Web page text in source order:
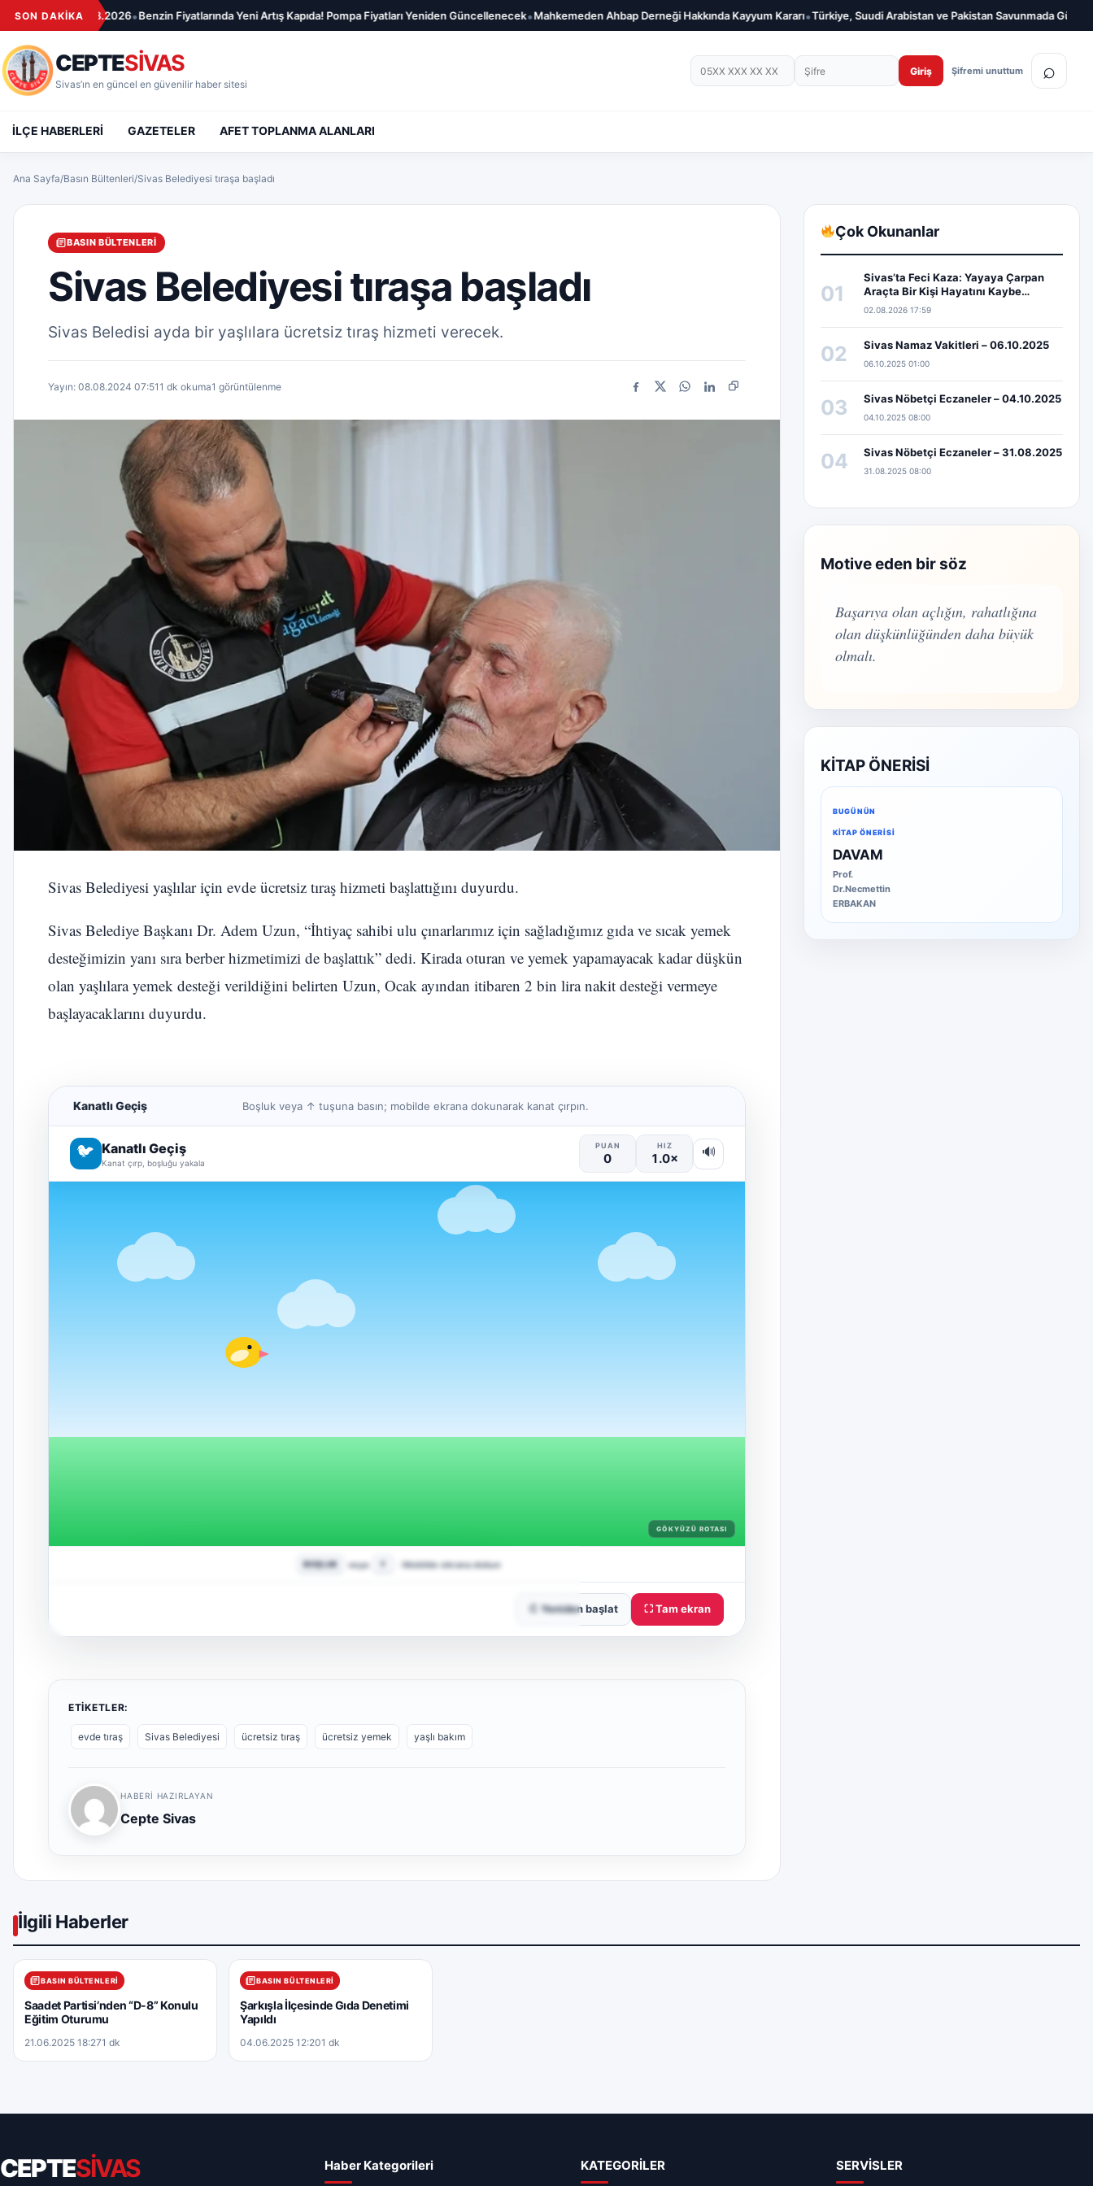
İçeriğe geç
SON DAKİKA
– 08.08.2026•Benzin Fiyatlarında Yeni Artış Kapıda! Pompa Fiyatları Yeniden Güncellenecek•Mahkemeden Ahbap Derneği Hakkında Kayyum Kararı•Türkiye, Suudi Arabistan ve Pakistan Savunmada Güçlerini
CEPTESİVAS
Sivas’ın en güncel en güvenilir haber sitesi
Telefon numarası Şifre Giriş Şifremi unuttum ⌕
İLÇE HABERLERİ GAZETELER AFET TOPLANMA ALANLARI
Ana Sayfa/Basın Bültenleri/Sivas Belediyesi tıraşa başladı
BASIN BÜLTENLERI
Sivas Belediyesi tıraşa başladı
Sivas Beledisi ayda bir yaşlılara ücretsiz tıraş hizmeti verecek.
Yayın: 08.08.2024 07:511 dk okuma1 görüntülenme
Facebook
X WhatsApp
LinkedInBağlantıyı kopyala
Sivas Belediyesi yaşlılar için evde ücretsiz tıraş hizmeti başlattığını duyurdu.
Sivas Belediye Başkanı Dr. Adem Uzun, “İhtiyaç sahibi ulu çınarlarımız için sağladığımız gıda ve sıcak yemek
desteğimizin yanı sıra berber hizmetimizi de başlattık” dedi. Kirada oturan ve yemek yapamayacak kadar düşkün
olan yaşlılara yemek desteği verildiğini belirten Uzun, Ocak ayından itibaren 2 bin lira nakit desteği vermeye
başlayacaklarını duyurdu.
Kanatlı Geçiş Boşluk veya ↑ tuşuna basın; mobilde ekrana dokunarak kanat çırpın.
↻ Yeniden başlat ⛶ Tam ekran
ETIKETLER:
evde tıraş Sivas Belediyesi ücretsiz tıraş ücretsiz yemek yaşlı bakım
HABERI HAZIRLAYAN
Cepte Sivas
Çok Okunanlar
01
Sivas’ta Feci Kaza: Yayaya Çarpan
Araçta Bir Kişi Hayatını Kaybe…
02.08.2026 17:59
02 Sivas Namaz Vakitleri – 06.10.2025
06.10.2025 01:00
03 Sivas Nöbetçi Eczaneler – 04.10.2025
04.10.2025 08:00
04 Sivas Nöbetçi Eczaneler – 31.08.2025
31.08.2025 08:00
Motive eden bir söz
Başarıya olan açlığın, rahatlığına
olan düşkünlüğünden daha büyük
olmalı.
KİTAP ÖNERİSİ
BUGÜNÜN
KITAP ÖNERISI
DAVAM
Prof.
Dr.Necmettin
ERBAKAN
İlgili Haberler
BASIN BÜLTENLERI
Saadet Partisi’nden “D-8” Konulu
Eğitim Oturumu
21.06.2025 18:271 dk
BASIN BÜLTENLERI
Şarkışla İlçesinde Gıda Denetimi
Yapıldı
04.06.2025 12:201 dk
CEPTESİVAS Haber Kategorileri KATEGORİLER SERVİSLER